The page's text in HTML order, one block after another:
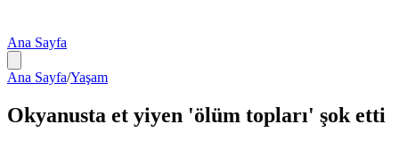
Ana Sayfa
Ana Sayfa/Yaşam
Okyanusta et yiyen 'ölüm topları' şok etti